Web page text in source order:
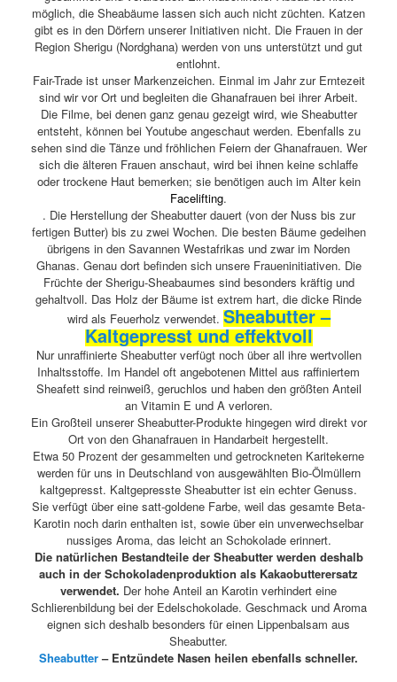
möglich, die Sheabäume lassen sich auch nicht züchten. Katzen
gibt es in den Dörfern unserer Initiativen nicht. Die Frauen in der
Region Sherigu (Nordghana) werden von uns unterstützt und gut
entlohnt.
Fair-Trade ist unser Markenzeichen. Einmal im Jahr zur Erntezeit
sind wir vor Ort und begleiten die Ghanafrauen bei ihrer Arbeit.
Die Filme, bei denen ganz genau gezeigt wird, wie Sheabutter
entsteht, können bei Youtube angeschaut werden. Ebenfalls zu
sehen sind die Tänze und fröhlichen Feiern der Ghanafrauen. Wer
sich die älteren Frauen anschaut, wird bei ihnen keine schlaffe
oder trockene Haut bemerken; sie benötigen auch im Alter kein
Facelifting.
. Die Herstellung der Sheabutter dauert (von der Nuss bis zur
fertigen Butter) bis zu zwei Wochen. Die besten Bäume gedeihen
übrigens in den Savannen Westafrikas und zwar im Norden
Ghanas. Genau dort befinden sich unsere Fraueninitiativen. Die
Früchte der Sherigu-Sheabaumes sind besonders kräftig und
gehaltvoll. Das Holz der Bäume ist extrem hart, die dicke Rinde
wird als Feuerholz verwendet. Sheabutter –
Kaltgepresst und effektvoll
Nur unraffinierte Sheabutter verfügt noch über all ihre wertvollen
Inhaltsstoffe. Im Handel oft angebotenen Mittel aus raffiniertem
Sheafett sind reinweiß, geruchlos und haben den größten Anteil
an Vitamin E und A verloren.
Ein Großteil unserer Sheabutter-Produkte hingegen wird direkt vor
Ort von den Ghanafrauen in Handarbeit hergestellt.
Etwa 50 Prozent der gesammelten und getrockneten Karitekerne
werden für uns in Deutschland von ausgewählten Bio-Ölmüllern
kaltgepresst. Kaltgepresste Sheabutter ist ein echter Genuss.
Sie verfügt über eine satt-goldene Farbe, weil das gesamte Beta-
Karotin noch darin enthalten ist, sowie über ein unverwechselbar
nussiges Aroma, das leicht an Schokolade erinnert.
Die natürlichen Bestandteile der Sheabutter werden deshalb
auch in der Schokoladenproduktion als Kakaobutterersatz
verwendet. Der hohe Anteil an Karotin verhindert eine
Schlierenbildung bei der Edelschokolade. Geschmack und Aroma
eignen sich deshalb besonders für einen Lippenbalsam aus
Sheabutter.
Sheabutter– Entzündete Nasen heilen ebenfalls schneller.